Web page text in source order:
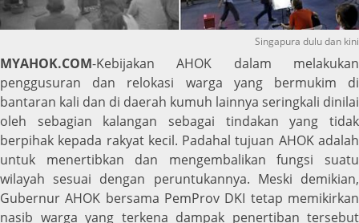
Singapura dulu dan kini
MYAHOK.COM-Kebijakan AHOK dalam melakukan
penggusuran dan relokasi warga yang bermukim di
bantaran kali dan di daerah kumuh lainnya seringkali dinilai
oleh sebagian kalangan sebagai tindakan yang tidak
berpihak kepada rakyat kecil. Padahal tujuan AHOK adalah
untuk menertibkan dan mengembalikan fungsi suatu
wilayah sesuai dengan peruntukannya. Meski demikian,
Gubernur AHOK bersama PemProv DKI tetap memikirkan
nasib warga yang terkena dampak penertiban tersebut